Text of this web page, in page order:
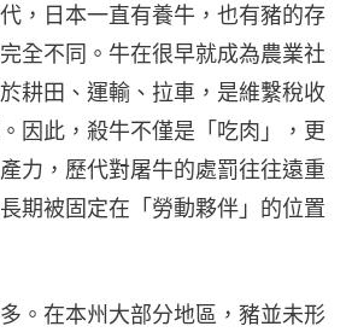
，日本一直有養牛，也有豬的存
全不同。牛在很早就成為農業社
耕田、運輸、拉車，是維繫稅收
因此，殺牛不僅是「吃肉」，更
力，歷代對屠牛的處罰往往遠重
期被固定在「勞動夥伴」的位置
。在本州大部分地區，豬並未形